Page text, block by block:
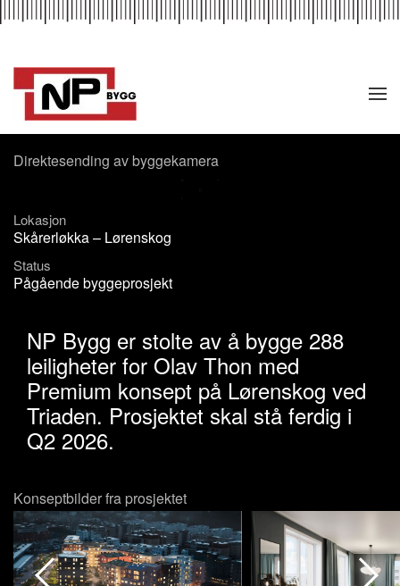
Direktesending av byggekamera
Lokasjon
Skårerløkka – Lørenskog
Status
Pågående byggeprosjekt
NP Bygg er stolte av å bygge 288
leiligheter for Olav Thon med
Premium konsept på Lørenskog ved
Triaden. Prosjektet skal stå ferdig i
Q2 2026.
Konseptbilder fra prosjektet